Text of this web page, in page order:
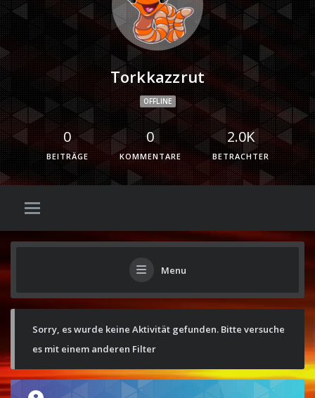
Torkkazzrut
OFFLINE
0
BEITRÄGE
0
KOMMENTARE
2.0K
BETRACHTER
Menu
Sorry, es wurde keine Aktivität gefunden. Bitte versuche
es mit einem anderen Filter